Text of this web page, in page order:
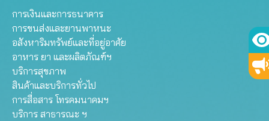
การเงินและการธนาคาร
การขนส่งและยานพาหนะ
อสังหาริมทรัพย์และที่อยู่อาศัย
อาหาร ยา และผลิตภัณฑ์ฯ
บริการสุขภาพ
สินค้าและบริการทั่วไป
การสื่อสาร โทรคมนาคมฯ
บริการ สาธารณะ ฯ